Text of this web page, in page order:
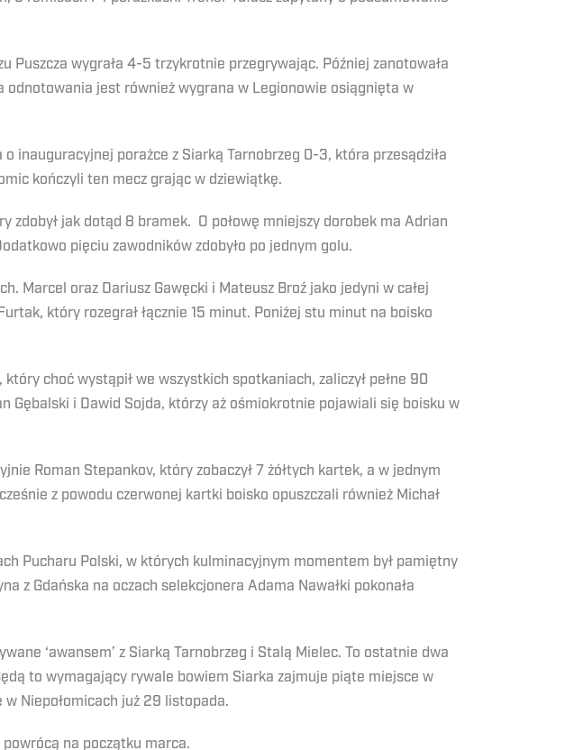
Puszcza wygrała 4-5 trzykrotnie przegrywając. Później zanotowała
jest również wygrana w Legionowie osiągnięta w
inauguracyjnej porażce z Siarką Tarnobrzeg 0-3, która przesądziła
kończyli ten mecz grając w dziewiątkę.
zdobył jak dotąd 8 bramek. O połowę mniejszy dorobek ma Adrian
pięciu zawodników zdobyło po jednym golu.
Marcel oraz Dariusz Gawęcki i Mateusz Broź jako jedyni w całej
który rozegrał łącznie 15 minut. Poniżej stu minut na boisko
choć wystąpił we wszystkich spotkaniach, zaliczył pełne 90
Gębalski i Dawid Sojda, którzy aż ośmiokrotnie pojawiali się boisku w
Roman Stepankov, który zobaczył 7 żółtych kartek, a w jednym
z powodu czerwonej kartki boisko opuszczali również Michał
Pucharu Polski, w których kulminacyjnym momentem był pamiętny
z Gdańska na oczach selekcjonera Adama Nawałki pokonała
‘awansem’ z Siarką Tarnobrzeg i Stalą Mielec. To ostatnie dwa
to wymagający rywale bowiem Siarka zajmuje piąte miejsce w
Niepołomicach już 29 listopada.
na początku marca.